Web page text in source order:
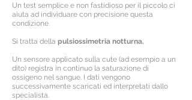
Un test semplice e non fastidioso per il piccolo ci
aiuta ad individuare con precisione questa
condizione.
Si tratta della pulsiossimetria notturna.
Un sensore applicato sulla cute (ad esempio a un
dito) registra in continuo la saturazione di
ossigeno nel sangue. I dati vengono
successivamente scaricati ed interpretati dallo
specialista.